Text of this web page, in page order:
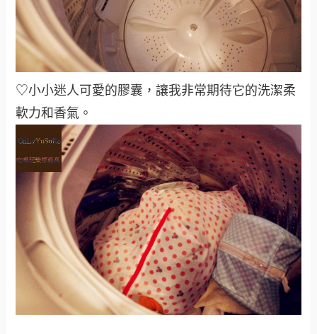
♡小小迷人可愛的膠囊，讓我非常期待它的洗潔柔
軟力和香氣。